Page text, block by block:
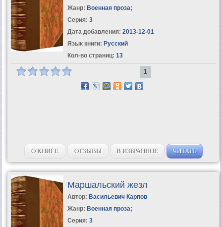
Жанр: Военная проза;
Серия: 3
Дата добавления: 2013-12-01
Язык книги: Русский
Кол-во страниц: 13
1
О КНИГЕ ОТЗЫВЫ В ИЗБРАННОЕ ЧИТАТЬ
Маршальский жезл
Автор: Васильевич Карпов
Жанр: Военная проза;
Серия: 3